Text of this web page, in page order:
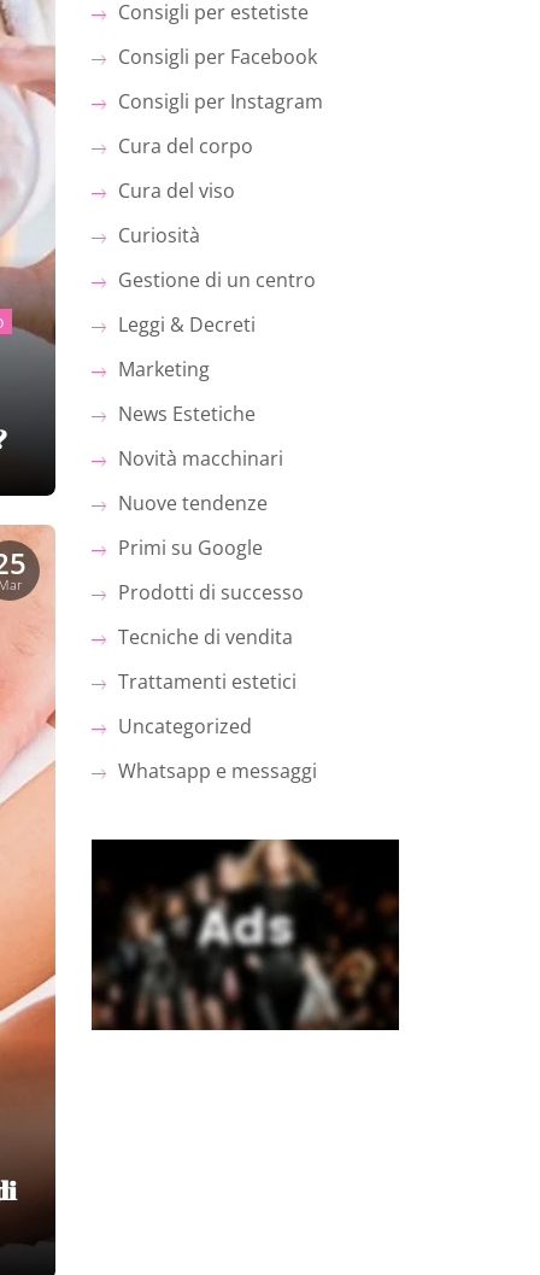
Consigli per estetiste
Consigli per Facebook
Consigli per Instagram
Cura del corpo
Cura del viso
Curiosità
Gestione di un centro
Leggi & Decreti
Marketing
News Estetiche
Novità macchinari
Nuove tendenze
Primi su Google
Prodotti di successo
Tecniche di vendita
Trattamenti estetici
Uncategorized
Whatsapp e messaggi